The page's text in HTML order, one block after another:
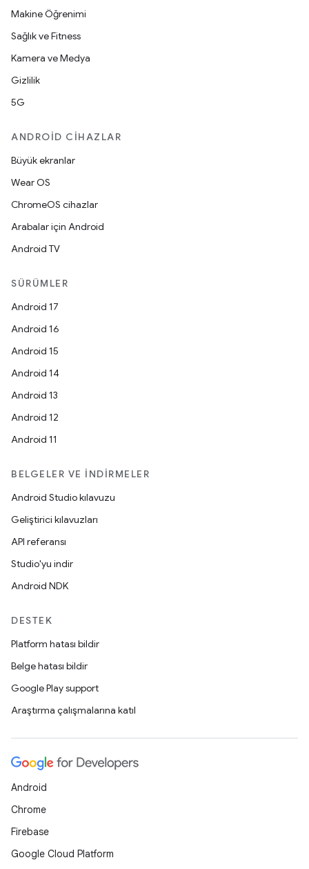
Makine Öğrenimi
Sağlık ve Fitness
Kamera ve Medya
Gizlilik
5G
ANDROID CIHAZLAR
Büyük ekranlar
Wear OS
ChromeOS cihazlar
Arabalar için Android
Android TV
SÜRÜMLER
Android 17
Android 16
Android 15
Android 14
Android 13
Android 12
Android 11
BELGELER VE İNDIRMELER
Android Studio kılavuzu
Geliştirici kılavuzları
API referansı
Studio'yu indir
Android NDK
DESTEK
Platform hatası bildir
Belge hatası bildir
Google Play support
Araştırma çalışmalarına katıl
Android
Chrome
Firebase
Google Cloud Platform